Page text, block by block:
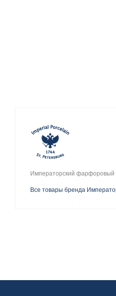
Императорский фарфоровый
Все товары бренда